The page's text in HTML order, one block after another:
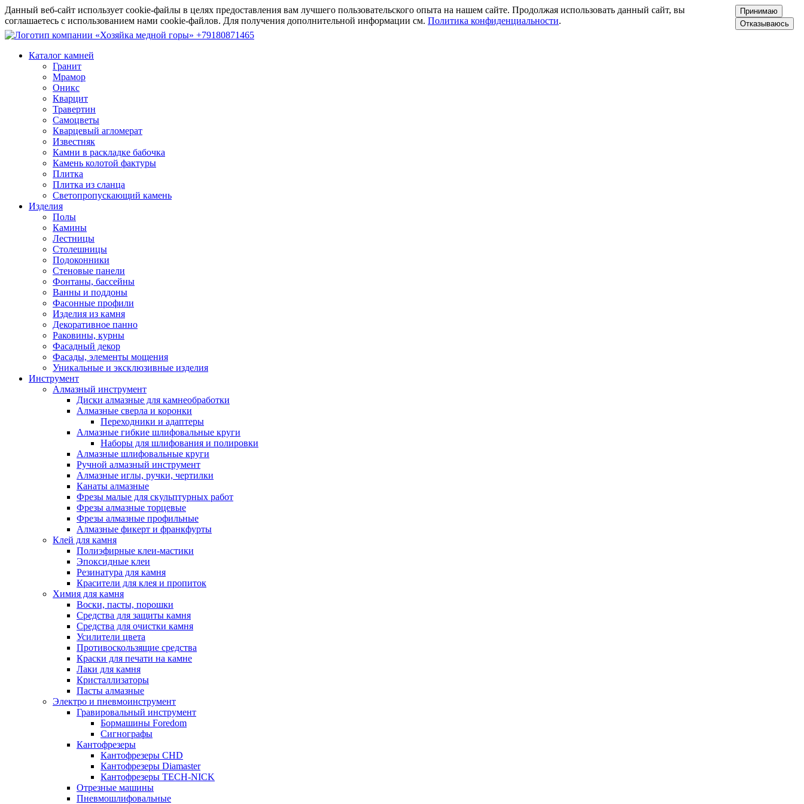
Данный веб-сайт использует cookie-файлы в целях предоставления вам лучшего пользовательского опыта на нашем сайте. Продолжая использовать данный сайт, вы
соглашаетесь с использованием нами cookie-файлов. Для получения дополнительной информации см. Политика конфиденциальности.
Принимаю
Отказываюсь
+79180871465
Каталог камней
Гранит
Мрамор
Оникс
Кварцит
Травертин
Самоцветы
Кварцевый агломерат
Известняк
Камни в раскладке бабочка
Камень колотой фактуры
Плитка
Плитка из сланца
Светопропускающий камень
Изделия
Полы
Камины
Лестницы
Столешницы
Подоконники
Стеновые панели
Фонтаны, бассейны
Ванны и поддоны
Фасонные профили
Изделия из камня
Декоративное панно
Раковины, курны
Фасадный декор
Фасады, элементы мощения
Уникальные и эксклюзивные изделия
Инструмент
Алмазный инструмент
Диски алмазные для камнеобработки
Алмазные сверла и коронки
Переходники и адаптеры
Алмазные гибкие шлифовальные круги
Наборы для шлифования и полировки
Алмазные шлифовальные круги
Ручной алмазный инструмент
Алмазные иглы, ручки, чертилки
Канаты алмазные
Фрезы малые для скульптурных работ
Фрезы алмазные торцевые
Фрезы алмазные профильные
Алмазные фикерт и франкфурты
Клей для камня
Полиэфирные клеи-мастики
Эпоксидные клеи
Резинатура для камня
Красители для клея и пропиток
Химия для камня
Воски, пасты, порошки
Средства для защиты камня
Средства для очистки камня
Усилители цвета
Противоскользящие средства
Краски для печати на камне
Лаки для камня
Кристаллизаторы
Пасты алмазные
Электро и пневмоинструмент
Гравировальный инструмент
Бормашины Foredom
Сигнографы
Кантофрезеры
Кантофрезеры CHD
Кантофрезеры Diamaster
Кантофрезеры TECH-NICK
Отрезные машины
Пневмошлифовальные